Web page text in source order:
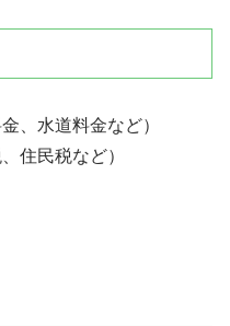
、水道料金など）
住民税など）